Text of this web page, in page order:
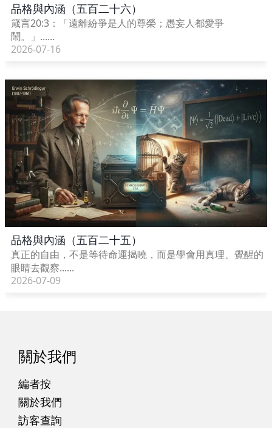
品格與內涵（五百二十六）
箴言20:3：「遠離紛爭是人的尊榮；愚妄人都愛爭
鬧。」......
2026-07-16
品格與內涵（五百二十五）
真正的自由，不是等待命運揭曉，而是學會用真理、覺醒的
眼睛去觀察......
2026-07-09
關於我們
編者按
關於我們
訪客查詢